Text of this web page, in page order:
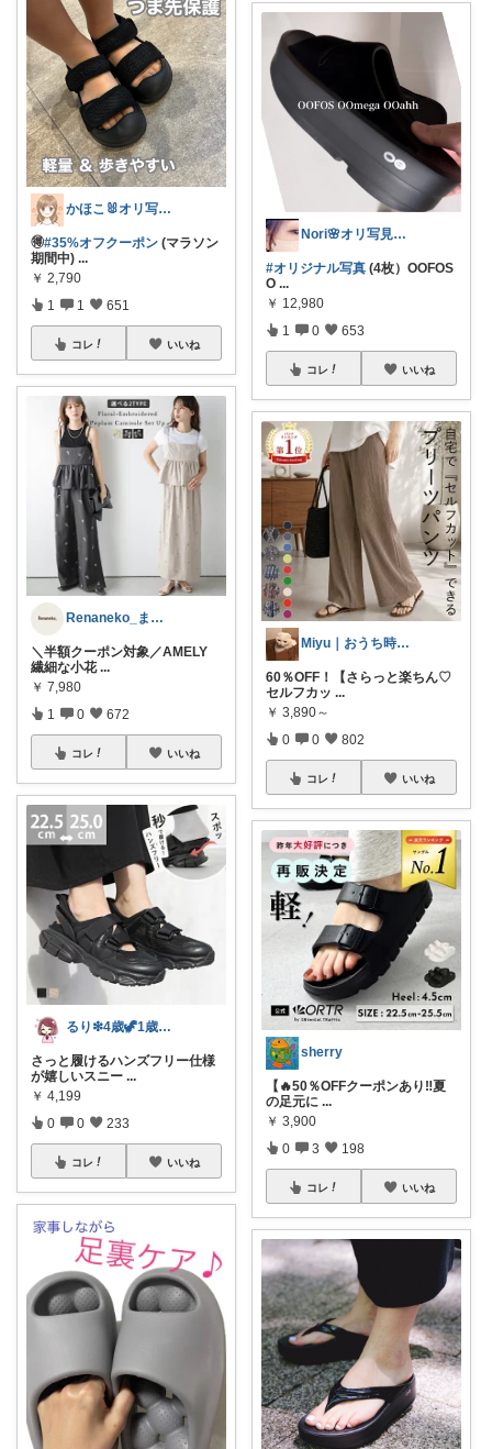
かほこ🐰オリ写350枚以上
🉐#35%オフクーポン (マラソン
期間中) ...
￥ 2,790
1 1 651
コレ いいね
Renaneko_まったりな生活
＼半額クーポン対象／AMELY
繊細な小花 ...
￥ 7,980
1 0 672
コレ いいね
るり❇︎4歳🦖1歳🎀ママ
さっと履けるハンズフリー仕様
が嬉しいスニー ...
￥ 4,199
0 0 233
コレ いいね
Nori🌸オリ写見て欲しいなぁ🤭
#オリジナル写真 (4枚）OOFOS
O ...
￥ 12,980
1 0 653
コレ いいね
Miyu｜おうち時間の小さな幸せ🌸
60％OFF！【さらっと楽ちん♡
セルフカッ ...
￥ 3,890～
0 0 802
コレ いいね
sherry
【🔥50％OFFクーポンあり‼️夏
の足元に ...
￥ 3,900
0 3 198
コレ いいね